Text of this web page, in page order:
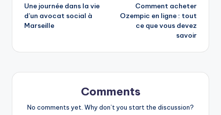
navigation
Une journée dans la vie
d’un avocat social à
Marseille
Comment acheter
Ozempic en ligne : tout
ce que vous devez
savoir
Comments
No comments yet. Why don’t you start the discussion?